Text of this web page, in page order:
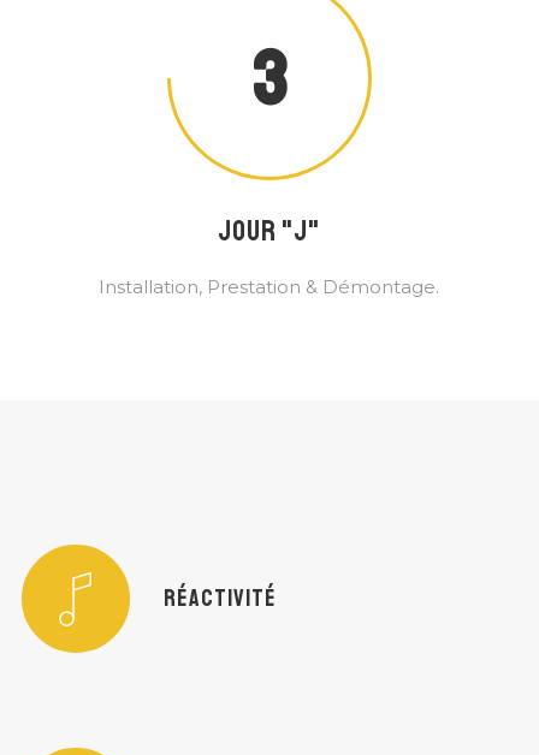
3
JOUR "J"
Installation, Prestation & Démontage.
RÉACTIVITÉ